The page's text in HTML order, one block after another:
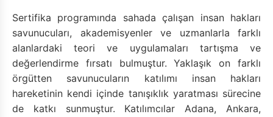
Sertifika programında sahada çalışan insan hakları
savunucuları, akademisyenler ve uzmanlarla farklı
alanlardaki teori ve uygulamaları tartışma ve
değerlendirme fırsatı bulmuştur. Yaklaşık on farklı
örgütten savunucuların katılımı insan hakları
hareketinin kendi içinde tanışıklık yaratması sürecine
de katkı sunmuştur. Katılımcılar Adana, Ankara,